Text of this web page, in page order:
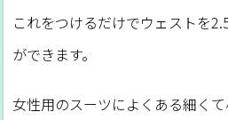
これをつけるだけでウェストを
ができます。
女性用のスーツによくある細く